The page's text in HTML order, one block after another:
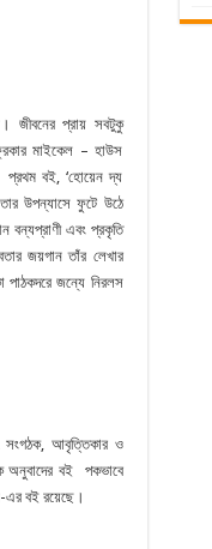
জীবনের প্রায় সবটুকু
মাইকেল – হাউস
প্রথম বই, ‘হােয়েন দ্য
উপন্যাসে ফুটে উঠে
বন্যপ্রাণী এবং প্রকৃতি
জয়গান তাঁর লেখার
পাঠকদরে জন্যে নিরলস
সংগঠক, আবৃত্তিকার ও
অনুবাদের বই পকভাবে
এর বই রয়েছে।